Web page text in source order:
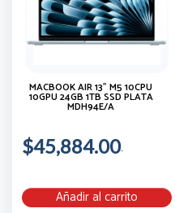
MACBOOK AIR 13" M5 10CPU
10GPU 24GB 1TB SSD PLATA
MDH94E/A
$45,884.00
Añadir al carrito